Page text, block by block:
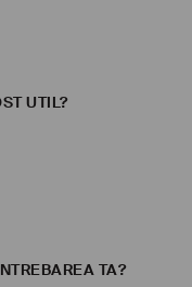
UTIL?
TA?